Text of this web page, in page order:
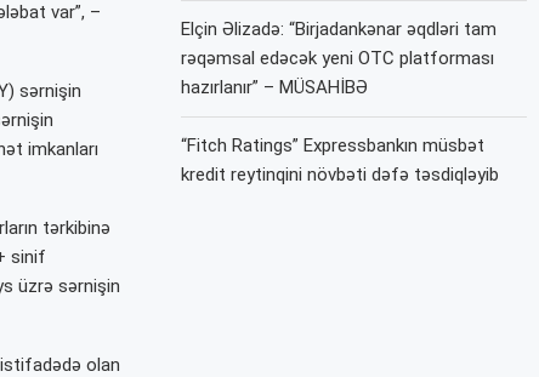
var”, –
sərnişin
imkanları
tərkibinə
sinif
üzrə sərnişin
istifadədə olan
Elçin Əlizadə: “Birjadankənar əqdləri tam
rəqəmsal edəcək yeni OTC platforması
hazırlanır” – MÜSAHİBƏ
“Fitch Ratings” Expressbankın müsbət
kredit reytinqini növbəti dəfə təsdiqləyib